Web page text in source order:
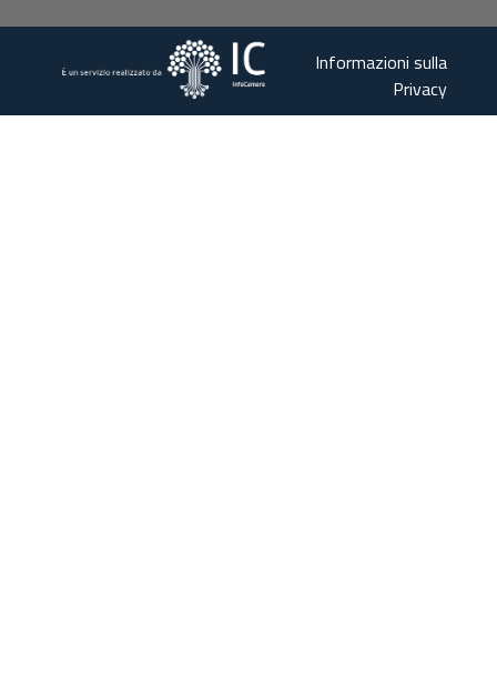
Informazioni sulla
Privacy